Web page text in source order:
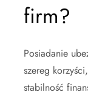
firm?
Posiadanie
szereg
stabilność